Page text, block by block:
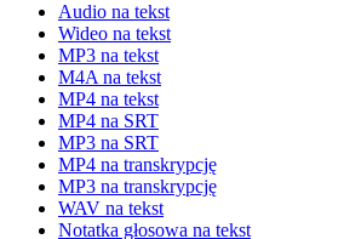
Audio na tekst
Wideo na tekst
MP3 na tekst
M4A na tekst
MP4 na tekst
MP4 na SRT
MP3 na SRT
MP4 na transkrypcję
MP3 na transkrypcję
WAV na tekst
Notatka głosowa na tekst